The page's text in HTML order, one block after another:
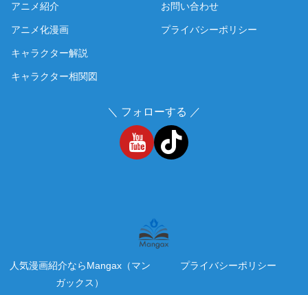
アニメ紹介
アニメ化漫画
キャラクター解説
キャラクター相関図
お問い合わせ
プライバシーポリシー
＼ フォローする ／
人気漫画紹介ならMangax（マン
ガックス）
プライバシーポリシー